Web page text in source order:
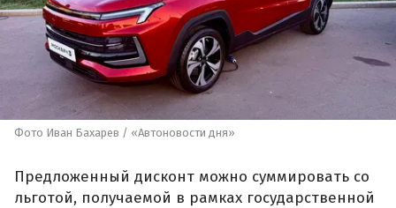
Фото Иван Бахарев / «Автоновости дня»
Предложенный дисконт можно суммировать со
льготой, получаемой в рамках государственной